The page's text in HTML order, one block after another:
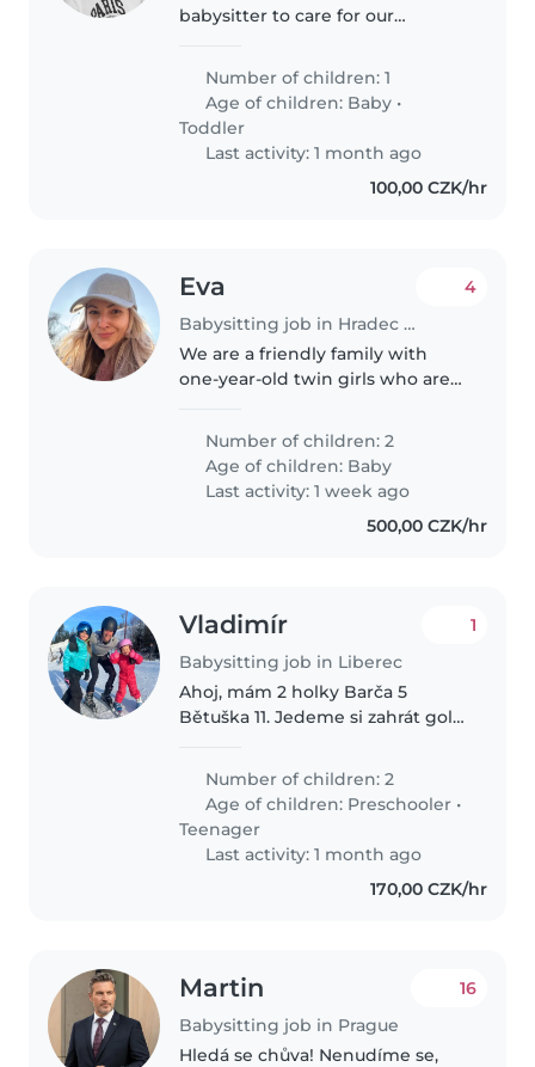
babysitter to care for our
Our little one is sporty, creative,
and full of energy, so someone
who loves to play and engage is..
Number of children: 1
Age of children: Baby •
Toddler
Last activity: 1 month ago
100,00 CZK/hr
Eva
Babysitting job in Hradec Králové
4
We are a friendly family with
one-year-old twin girls who are
discovering new things. As I am
returning to work part-time
(50%), we are looking for a
caring..
Number of children: 2
Age of children: Baby
Last activity: 1 week ago
500,00 CZK/hr
Vladimír
Babysitting job in Liberec
1
Ahoj, mám 2 holky Barča 5
Bětuška 11. Jedeme si zahrát golf.
dělal doprovod od pátku do
neděle. Díky
Number of children: 2
Age of children: Preschooler •
Teenager
Last activity: 1 month ago
170,00 CZK/hr
Martin
Babysitting job in Prague
16
Hledá se chůva! Nenudíme se,